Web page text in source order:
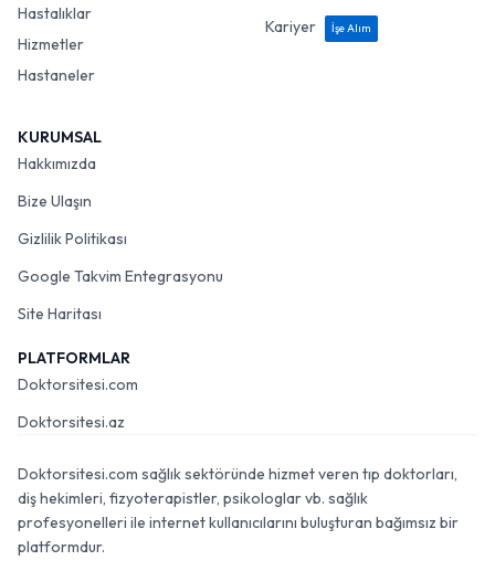
Hastalıklar
Hizmetler
Hastaneler
Kariyer
İşe Alım
KURUMSAL
Hakkımızda
Bize Ulaşın
Gizlilik Politikası
Google Takvim Entegrasyonu
Site Haritası
PLATFORMLAR
Doktorsitesi.com
Doktorsitesi.az
Doktorsitesi.com sağlık sektöründe hizmet veren tıp doktorları,
diş hekimleri, fizyoterapistler, psikologlar vb. sağlık
profesyonelleri ile internet kullanıcılarını buluşturan bağımsız bir
platformdur.